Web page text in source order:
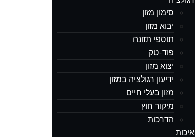
סימון מזון
יבוא מזון
תוספי תזונה
פוד-טק
יצוא מזון
ידיעון רגולציה במזון
מזון בעלי חיים
מיקור חוץ
הדרכות
איכות